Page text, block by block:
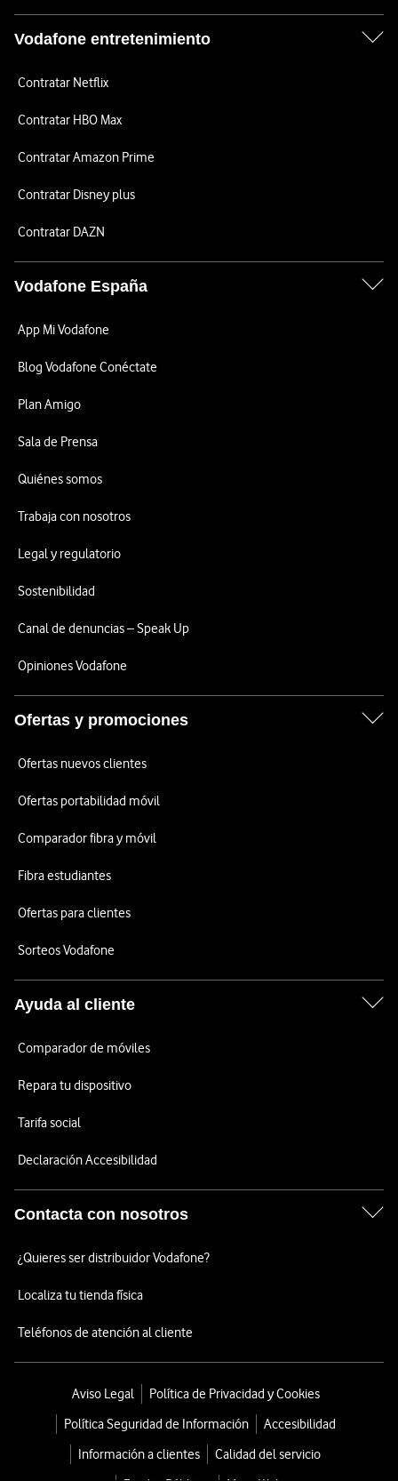
Vodafone entretenimiento
Contratar Netflix
Contratar HBO Max
Contratar Amazon Prime
Contratar Disney plus
Contratar DAZN
Vodafone España
App Mi Vodafone
Blog Vodafone Conéctate
Plan Amigo
Sala de Prensa
Quiénes somos
Trabaja con nosotros
Legal y regulatorio
Sostenibilidad
Canal de denuncias – Speak Up
Opiniones Vodafone
Ofertas y promociones
Ofertas nuevos clientes
Ofertas portabilidad móvil
Comparador fibra y móvil
Fibra estudiantes
Ofertas para clientes
Sorteos Vodafone
Ayuda al cliente
Comparador de móviles
Repara tu dispositivo
Tarifa social
Declaración Accesibilidad
Contacta con nosotros
¿Quieres ser distribuidor Vodafone?
Localiza tu tienda física
Teléfonos de atención al cliente
Aviso Legal
Política de Privacidad y Cookies
Política Seguridad de Información
Accesibilidad
Información a clientes
Calidad del servicio